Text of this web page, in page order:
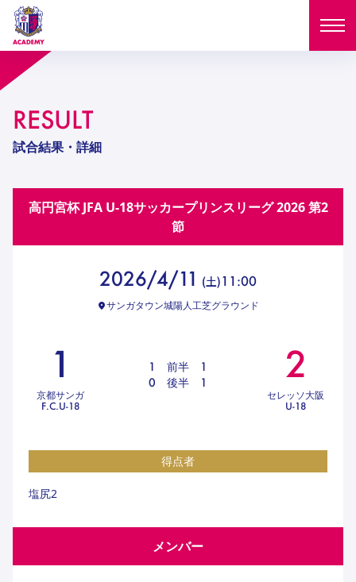
ニュース
U-18 U-15
ガールズU-18
試合日程
MATCH
試合日程
和歌山U-15
ガールズU-15
PLAYERS
U-15
ガールズU-18
アカデミー
セレッソ大阪
RESULT
試合結果・詳細
高円宮杯 JFA U-18サッカープリンスリーグ 2026 第2
節
2026/4/11 (土)11:00
サンガタウン城陽人工芝グラウンド
2
セレッソ大阪
U-18
1
前半
1
1
後半
0
1
京都サンガ
F.C.U-18
得点者
塩尻2
メンバー